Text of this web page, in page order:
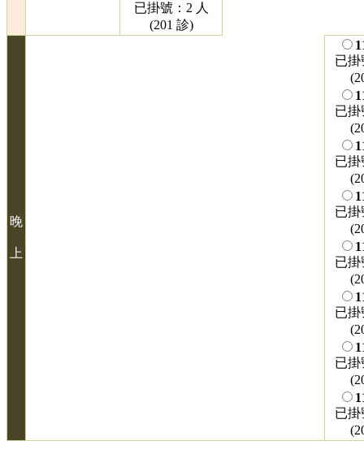
已掛號：2 人
(201 診)
晚
上
已掛
已掛
已掛
已掛
已掛
已掛
已掛
已掛